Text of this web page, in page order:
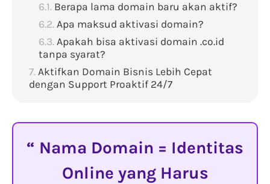
Berapa lama domain baru akan aktif?
Apa maksud aktivasi domain?
Apakah bisa aktivasi domain .co.id
tanpa syarat?
Aktifkan Domain Bisnis Lebih Cepat
dengan Support Proaktif 24/7
Nama Domain = Identitas
Online yang Harus